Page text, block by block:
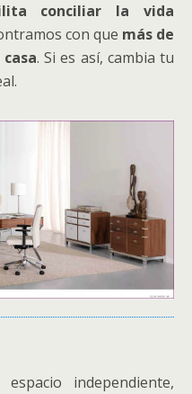
conciliar la vida
con que más de
. Si es así, cambia tu
independiente,